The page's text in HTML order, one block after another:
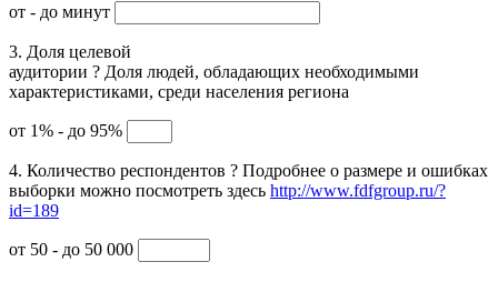
от - до минут
3. Доля целевой
аудитории ? Доля людей, обладающих необходимыми
характеристиками, среди населения региона
от 1% - до 95%
4. Количество респондентов ? Подробнее о размере и ошибках
выборки можно посмотреть здесь http://www.fdfgroup.ru/?
id=189
от 50 - до 50 000